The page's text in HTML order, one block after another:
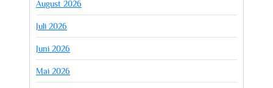
August 2026
Juli 2026
Juni 2026
Mai 2026